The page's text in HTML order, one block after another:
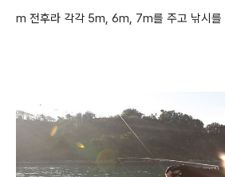
m 전후라 각각 5m, 6m, 7m를 주고 낚시를